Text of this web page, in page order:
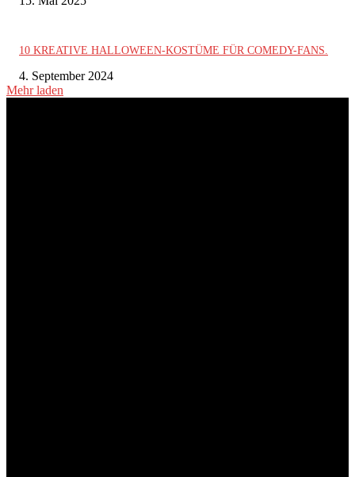
10 KREATIVE HALLOWEEN-KOSTÜME FÜR COMEDY-FANS.
4. September 2024
Mehr laden